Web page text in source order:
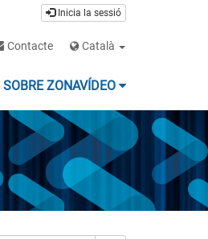
Inicia la sessió
Contacte Català
SOBRE ZONAVÍDEO